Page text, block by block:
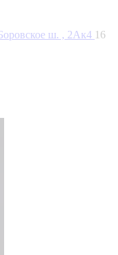
ш. , 2Ак4 16